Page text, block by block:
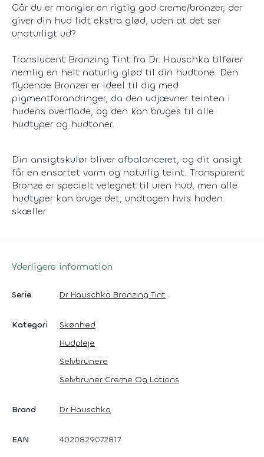
Går du er mangler en rigtig god creme/bronzer, der
giver din hud lidt ekstra glød, uden at det ser
unaturligt ud?
Translucent Bronzing Tint fra Dr. Hauschka tilfører
nemlig en helt naturlig glød til din hudtone. Den
flydende Bronzer er ideel til dig med
pigmentforandringer, da den udjævner teinten i
hudens overflade, og den kan bruges til alle
hudtyper og hudtoner.
Din ansigtskulør bliver afbalanceret, og dit ansigt
får en ensartet varm og naturlig teint. Transparent
Bronze er specielt velegnet til uren hud, men alle
hudtyper kan bruge det, undtagen hvis huden
skæller.
Yderligere information
Serie Dr Hauschka Bronzing Tint
Kategori
Skønhed
Hudpleje
Selvbrunere
Selvbruner Creme Og Lotions
Brand Dr Hauschka
EAN 4020829072817